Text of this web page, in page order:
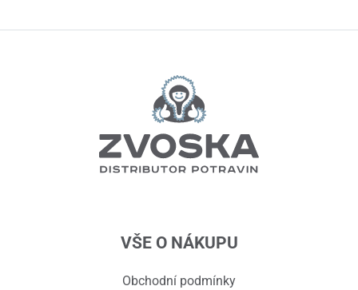
VŠE O NÁKUPU
Obchodní podmínky